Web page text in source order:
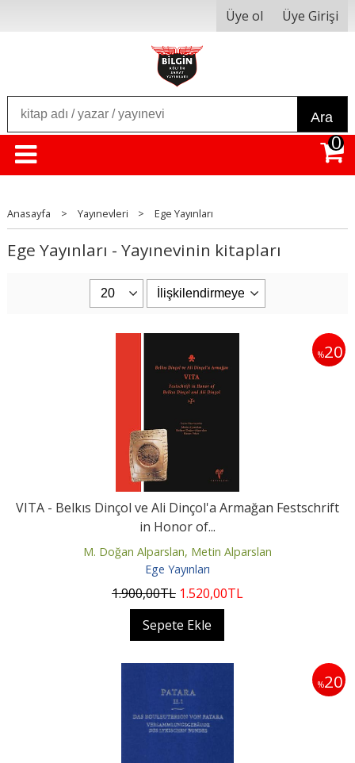
Üye ol Üye Girişi
Ara
0
Anasayfa > Yayınevleri > Ege Yayınları
Ege Yayınları - Yayınevinin kitapları
%20
VITA - Belkıs Dinçol ve Ali Dinçol'a Armağan Festschrift
in Honor of...
M. Doğan Alparslan, Metin Alparslan
Ege Yayınları
1.900,00TL 1.520,00TL
Sepete Ekle
%20